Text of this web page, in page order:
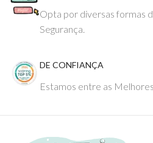
Opta por diversas formas
Segurança.
DE CONFIANÇA
Estamos entre as